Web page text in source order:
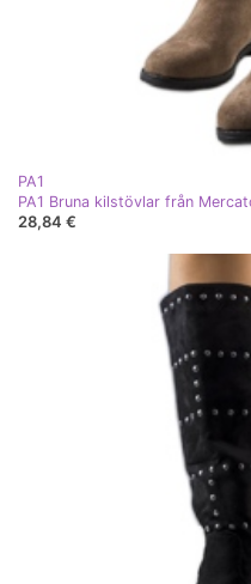
PA1
PA1 Bruna kilstövlar från
28,84 €